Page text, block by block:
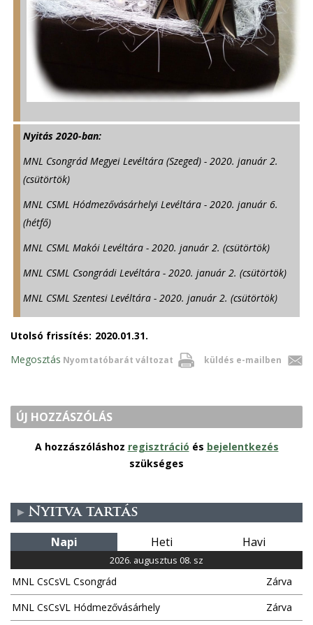
)
Nyitás 2020-ban:
MNL Csongrád Megyei Levéltára (Szeged) - 2020. január 2.
(csütörtök)
MNL CSML Hódmezővásárhelyi Levéltára - 2020. január 6.
(hétfő)
MNL CSML Makói Levéltára - 2020. január 2. (csütörtök)
MNL CSML Csongrádi Levéltára - 2020. január 2. (csütörtök)
MNL CSML Szentesi Levéltára - 2020. január 2. (csütörtök)
Utolsó frissítés: 2020.01.31.
Nyomtatóbarát változat küldés e-mailben
Megosztás
ÚJ HOZZÁSZÓLÁS
A hozzászóláshoz regisztráció és bejelentkezés
szükséges
Nyitva tartás
Napi Heti Havi
2026. augusztus 08. sz
MNL CsCsVL Csongrád
Zárva
MNL CsCsVL Hódmezővásárhely
Zárva